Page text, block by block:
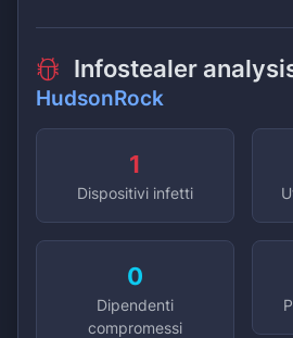
Infostealer
HudsonRock
1
Dispositivi infetti
0
Dipendenti
compromessi